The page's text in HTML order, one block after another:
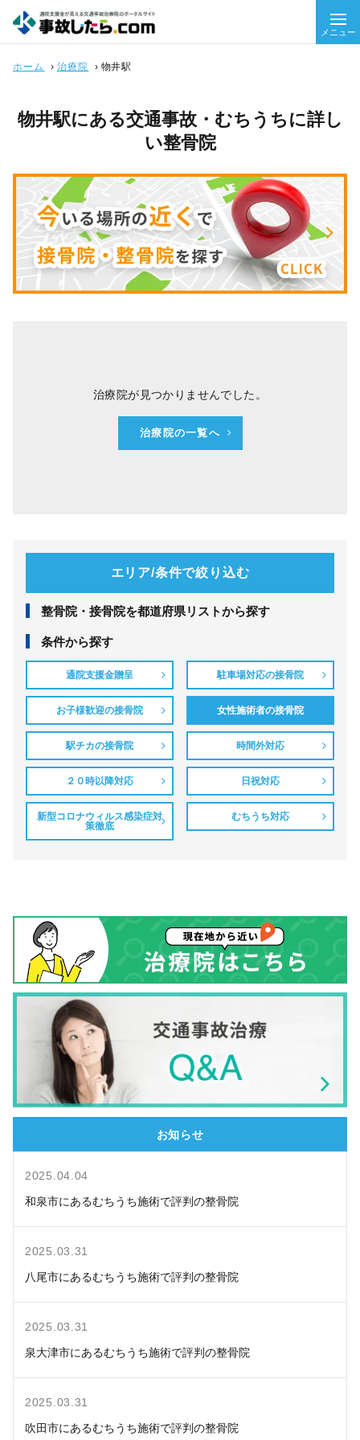
メニュー
ホーム › 治療院 › 物井駅
物井駅にある交通事故・むちうちに詳し
い整骨院
治療院が見つかりませんでした。
治療院の一覧へ
エリア/条件で絞り込む
整⾻院・接⾻院を都道府県リストから探す
条件から探す
通院支援金贈呈 駐車場対応の接骨院
お子様歓迎の接骨院 女性施術者の接骨院
駅チカの接骨院 時間外対応
２０時以降対応 日祝対応
新型コロナウィルス感染症対
策徹底
むちうち対応
お知らせ
2025.04.04
和泉市にあるむちうち施術で評判の整骨院
2025.03.31
八尾市にあるむちうち施術で評判の整骨院
2025.03.31
泉大津市にあるむちうち施術で評判の整骨院
2025.03.31
吹田市にあるむちうち施術で評判の整骨院